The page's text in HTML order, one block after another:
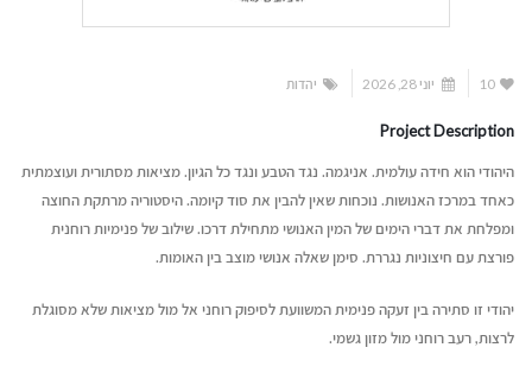
10 יוני 28, 2026 יהדות
Project Description
היהודי הוא חידה עולמית. אניגמה. נגד הטבע ונגד כל הגיון. מציאות מסתורית ועוצמתית
כאחד במרכז האנושות. נוכחות שאין להבין את סוד קיומה. היסטוריה מרתקת החוצה
ומפלחת את דברי הימים של המין האנושי מתחילת דרכו. שילוב של פנימיות רוחנית
פורצת עם חיצוניות נגררת. סימן שאלה אנושי מוצב בין האומות.
יהודי זו סתירה בין זעקה פנימית המשוועת לסיפוק רוחני אל מול מציאות שלא מסוגלת
לרצות, רעב רוחני מול מזון גשמי.